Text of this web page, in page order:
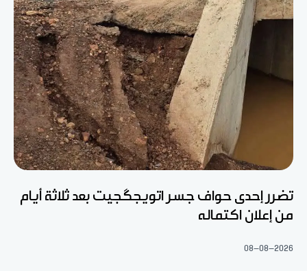
تضرر إحدى حواف جسر اتويجگجيت بعد ثلاثة أيام
من إعلان اكتماله
08-08-2026